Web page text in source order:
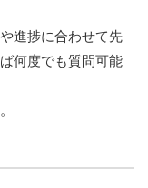
進捗に合わせて先
何度でも質問可能